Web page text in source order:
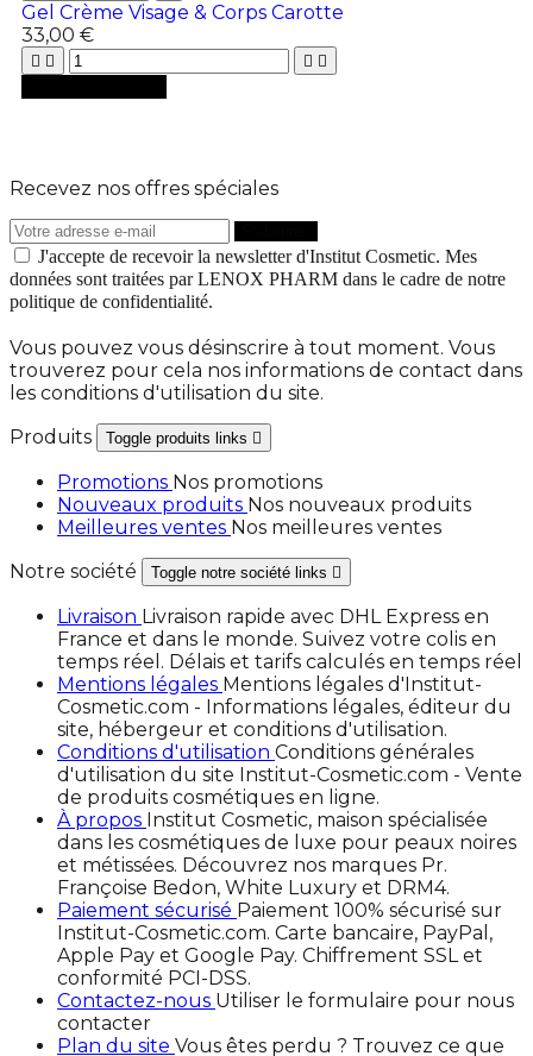
Gel Crème Visage & Corps Carotte
33,00 €
   
Recevez nos offres spéciales
J'accepte de recevoir la newsletter d'Institut Cosmetic. Mes
données sont traitées par LENOX PHARM dans le cadre de notre
politique de confidentialité.
Vous pouvez vous désinscrire à tout moment. Vous
trouverez pour cela nos informations de contact dans
les conditions d'utilisation du site.
Produits
Toggle produits links 
Promotions Nos promotions
Nouveaux produits Nos nouveaux produits
Meilleures ventes Nos meilleures ventes
Notre société
Toggle notre société links 
Livraison Livraison rapide avec DHL Express en
France et dans le monde. Suivez votre colis en
temps réel. Délais et tarifs calculés en temps réel
Mentions légales Mentions légales d'Institut-
Cosmetic.com - Informations légales, éditeur du
site, hébergeur et conditions d'utilisation.
Conditions d'utilisation Conditions générales
d'utilisation du site Institut-Cosmetic.com - Vente
de produits cosmétiques en ligne.
À propos Institut Cosmetic, maison spécialisée
dans les cosmétiques de luxe pour peaux noires
et métissées. Découvrez nos marques Pr.
Françoise Bedon, White Luxury et DRM4.
Paiement sécurisé Paiement 100% sécurisé sur
Institut-Cosmetic.com. Carte bancaire, PayPal,
Apple Pay et Google Pay. Chiffrement SSL et
conformité PCI-DSS.
Contactez-nous Utiliser le formulaire pour nous
contacter
Plan du site Vous êtes perdu ? Trouvez ce que